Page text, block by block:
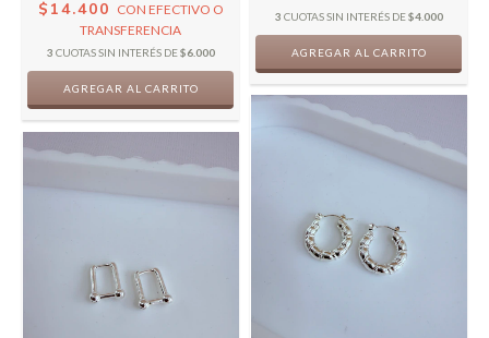
$14.400 CON EFECTIVO O
TRANSFERENCIA
3 CUOTAS SIN INTERÉS DE$6.000
3 CUOTAS SIN INTERÉS DE$4.000